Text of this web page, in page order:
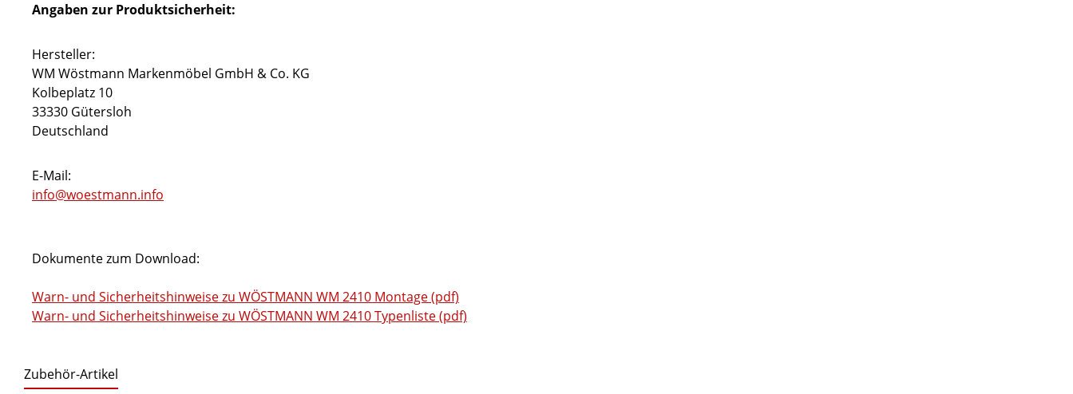
Angaben zur Produktsicherheit:
Hersteller:
WM Wöstmann Markenmöbel GmbH & Co. KG
Kolbeplatz 10
33330 Gütersloh
Deutschland
E-Mail:
info@woestmann.info
Dokumente zum Download:
Warn- und Sicherheitshinweise zu WÖSTMANN WM 2410 Montage (pdf)
Warn- und Sicherheitshinweise zu WÖSTMANN WM 2410 Typenliste (pdf)
Zubehör-Artikel